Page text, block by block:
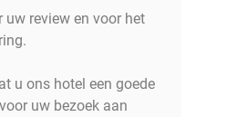
uw review en voor het
u ons hotel een goede
uw bezoek aan